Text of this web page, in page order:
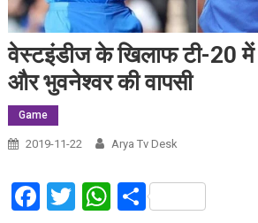
वेस्टइंडीज के खिलाफ टी-20 में
और भुवनेश्वर की वापसी
Game
2019-11-22 Arya Tv Desk
Facebook
Twitter
WhatsApp
Share